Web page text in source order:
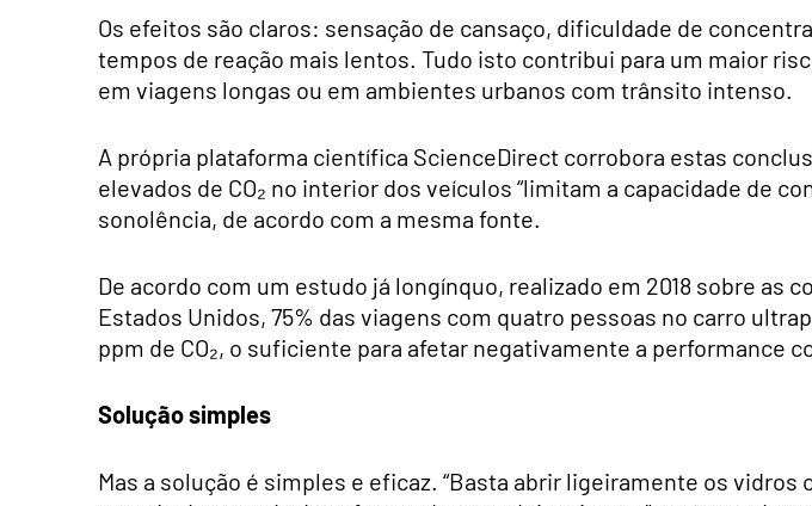
Os efeitos são claros: sensação de cansaço, dificuldade de
tempos de reação mais lentos. Tudo isto contribui para um maior
em viagens longas ou em ambientes urbanos com trânsito intenso.
A própria plataforma científica ScienceDirect corrobora estas
elevados de CO₂ no interior dos veículos “limitam a capacidade de
sonolência, de acordo com a mesma fonte.
De acordo com um estudo já longínquo, realizado em 2018 sobre as
Estados Unidos, 75% das viagens com quatro pessoas no carro
ppm de CO₂, o suficiente para afetar negativamente a performance
Solução simples
Mas a solução é simples e eficaz. “Basta abrir ligeiramente os vidros